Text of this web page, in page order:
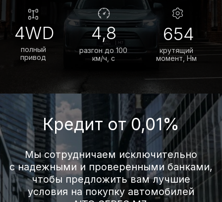
Автомобили
в наличии
Большой размер,
длинная колесная
база, высокий кузов,
элегантность и
устойчивость.